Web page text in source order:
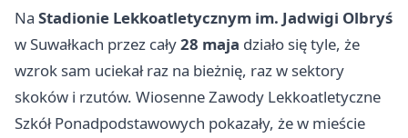
Na Stadionie Lekkoatletycznym im. Jadwigi Olbryś
w Suwałkach przez cały28 maja działo się tyle, że
wzrok sam uciekał raz na bieżnię, raz w sektory
skoków i rzutów. Wiosenne Zawody Lekkoatletyczne
Szkół Ponadpodstawowych pokazały, że w mieście